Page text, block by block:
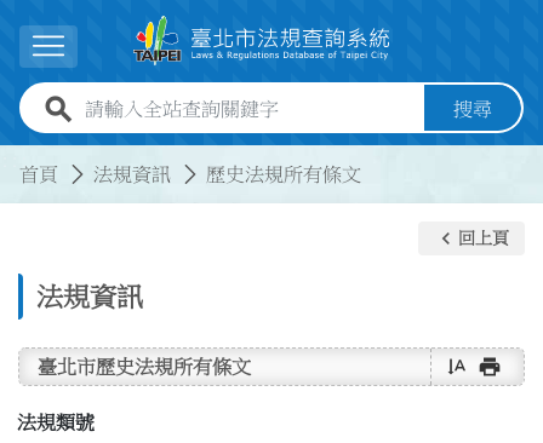
展開選單
全站查詢關鍵字欄位 搜尋
首頁 法規資訊 歷史法規所有條文
法規資訊
keyboard_arrow_left 回上頁
臺北市歷史法規所有條文 text_rotate_vertical print
法規類號